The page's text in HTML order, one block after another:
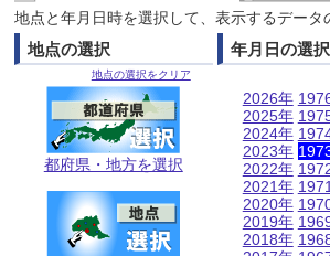
地点と年月日時を選択して、表示するデー
地点の選択
地点の選択をクリア
都府県・地方を選択
年月日の選択
2026年
2025年
2024年
2023年
2022年
2021年
2020年
2019年
2018年